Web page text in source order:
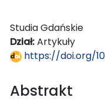
Studia Gdańskie
Dział:Artykuły
https://doi.org/
Abstrakt